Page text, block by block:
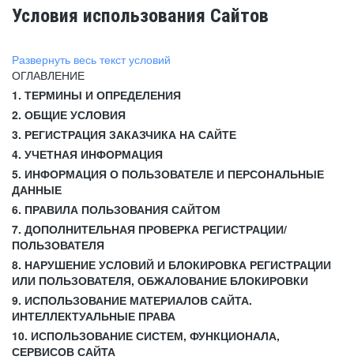
Условия использования Сайтов
Развернуть весь текст условий
ОГЛАВЛЕНИЕ
1. ТЕРМИНЫ И ОПРЕДЕЛЕНИЯ
2. ОБЩИЕ УСЛОВИЯ
3. РЕГИСТРАЦИЯ ЗАКАЗЧИКА НА САЙТЕ
4. УЧЕТНАЯ ИНФОРМАЦИЯ
5. ИНФОРМАЦИЯ О ПОЛЬЗОВАТЕЛЕ И ПЕРСОНАЛЬНЫЕ
ДАННЫЕ
6. ПРАВИЛА ПОЛЬЗОВАНИЯ САЙТОМ
7. ДОПОЛНИТЕЛЬНАЯ ПРОВЕРКА РЕГИСТРАЦИИ/
ПОЛЬЗОВАТЕЛЯ
8. НАРУШЕНИЕ УСЛОВИЙ И БЛОКИРОВКА РЕГИСТРАЦИИ
ИЛИ ПОЛЬЗОВАТЕЛЯ, ОБЖАЛОВАНИЕ БЛОКИРОВКИ
9. ИСПОЛЬЗОВАНИЕ МАТЕРИАЛОВ САЙТА.
ИНТЕЛЛЕКТУАЛЬНЫЕ ПРАВА
10. ИСПОЛЬЗОВАНИЕ СИСТЕМ, ФУНКЦИОНАЛА,
СЕРВИСОВ САЙТА